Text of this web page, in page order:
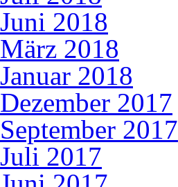
Juni 2018
März 2018
Januar 2018
Dezember 2017
September 2017
Juli 2017